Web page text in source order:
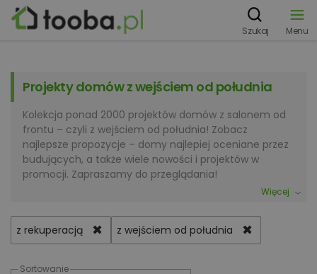
Szukaj Menu
Projekty domów z wejściem od południa
Kolekcja ponad 2000 projektów domów z salonem od
frontu – czyli z wejściem od południa! Zobacz
najlepsze propozycje – domy najlepiej oceniane przez
budujących, a także wiele nowości i projektów w
promocji. Zapraszamy do przeglądania!
Więcej
✖
z rekuperacją ✖
z wejściem od południa
Sortowanie